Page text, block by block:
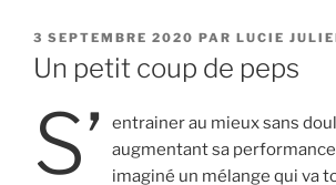
PUBLIÉ
LE
3 SEPTEMBRE 2020 PAR LUCIE
Un petit coup de peps
S’
entrainer au mieux sans
augmentant sa performance
imaginé un mélange qui va